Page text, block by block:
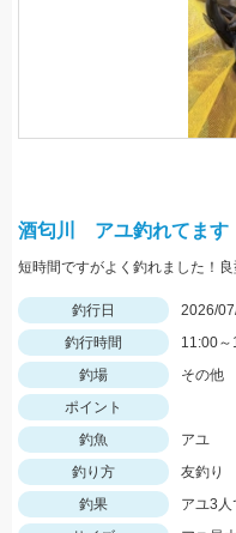
酒匂川 アユ釣れてます
釣行日
2026/
釣行時間
11:00
釣場
その他
ポイント
釣魚
アユ
釣り方
友釣り
釣果
アユ3人